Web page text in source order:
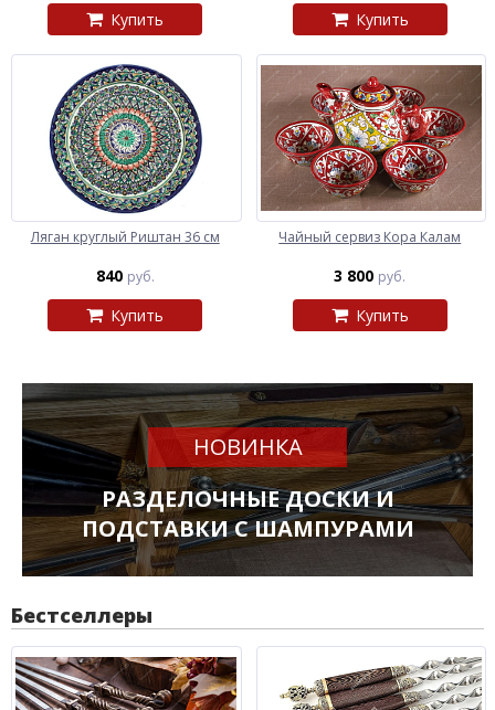
Купить Купить
Ляган круглый Риштан 36 см
840 руб.
Купить
Чайный сервиз Кора Калам
3 800 руб.
Купить
НОВИНКА
РАЗДЕЛОЧНЫЕ ДОСКИ И
ПОДСТАВКИ С ШАМПУРАМИ
Бестселлеры